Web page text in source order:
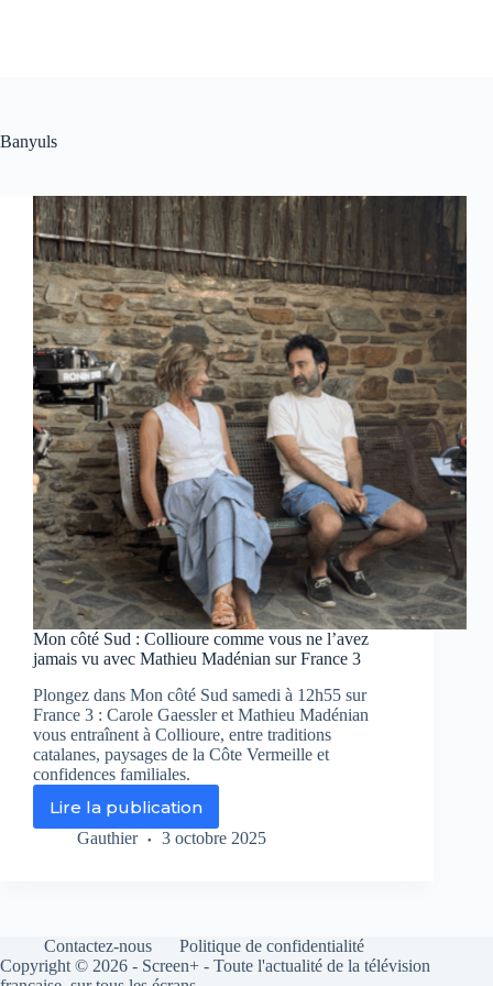
Banyuls
Mon côté Sud : Collioure comme vous ne l’avez
jamais vu avec Mathieu Madénian sur France 3
Plongez dans Mon côté Sud samedi à 12h55 sur
France 3 : Carole Gaessler et Mathieu Madénian
vous entraînent à Collioure, entre traditions
catalanes, paysages de la Côte Vermeille et
confidences familiales.
Lire la publication
Mon
côté
vous
ne
Gauthier 3 octobre 2025
Contactez-nous
Politique de confidentialité
Copyright © 2026 - Screen+ - Toute l'actualité de la télévision